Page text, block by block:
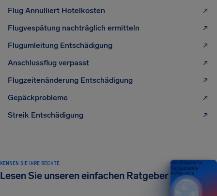
Flug Annulliert Hotelkosten
Flugvespätung nachträglich ermitteln
Flugumleitung Entschädigung
Anschlussflug verpasst
Flugzeitenänderung Entschädigung
Gepäckprobleme
Streik Entschädigung
KENNEN SIE IHRE RECHTE
Lesen Sie unseren einfachen Ratgeber
Dein Ratgeber für
Fluggastrechte
EDITION 2026